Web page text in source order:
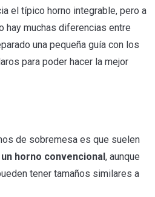
el típico horno integrable, pero a
hay muchas diferencias entre
una pequeña guía con los
para poder hacer la mejor
de sobremesa es que suelen
horno convencional, aunque
tener tamaños similares a